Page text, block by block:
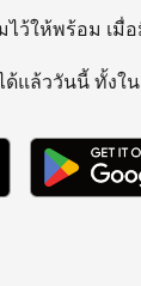
ไว้ให้พร้อม เมื่
แล้ววันนี้ ทั้งใ